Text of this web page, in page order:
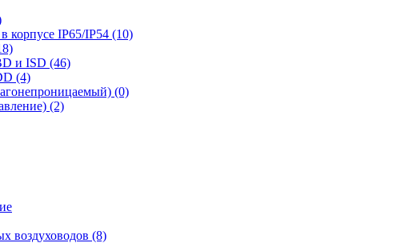
корпусе IP65/IP54 (10)
и ISD (46)
(4)
(0)
(2)
воздуховодов (8)